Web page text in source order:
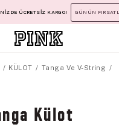
ÜCRETSİZ KARGO! GÜNÜN
KÜLOT
Tanga Ve V-String
Külot